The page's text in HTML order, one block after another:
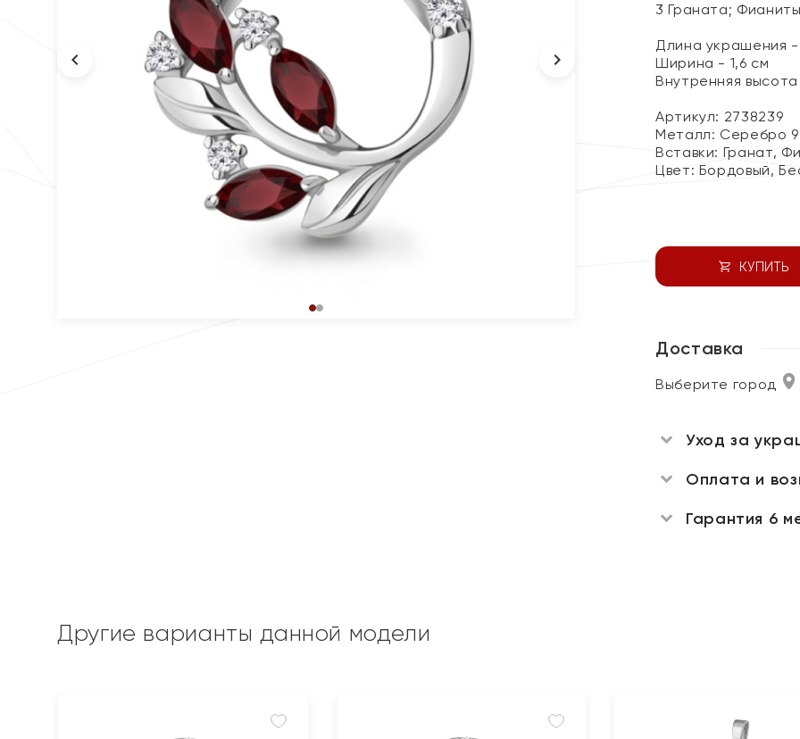
3 Граната; Фианиты
Длина украшения -
Ширина - 1,6 см
Внутренняя
Артикул: 2738239
Металл: Серебро
Вставки: Гранат,
Цвет: Бордовый,
КУПИТЬ
Доставка
Выберите город
Уход за
Оплата и
Гарантия 6
Другие варианты данной модели